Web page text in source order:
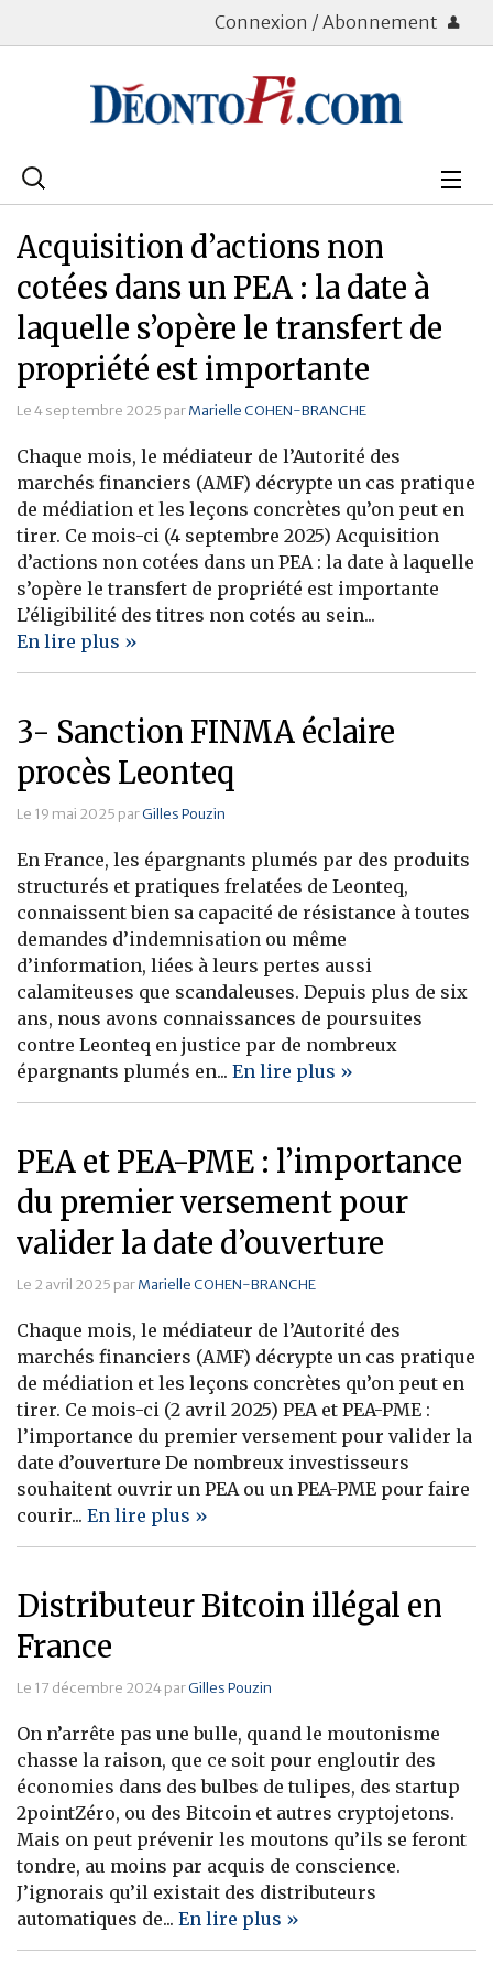
Connexion / Abonnement
Rechercher
Bourse
Placements
Assurance Vie
Immobilier
Banque
Acquisition d’actions non
cotées dans un PEA : la date à
laquelle s’opère le transfert de
propriété est importante
Le 4 septembre 2025 parMarielle COHEN-BRANCHE
Chaque mois, le médiateur de l’Autorité des
marchés financiers (AMF) décrypte un cas pratique
de médiation et les leçons concrètes qu’on peut en
tirer. Ce mois-ci (4 septembre 2025) Acquisition
d’actions non cotées dans un PEA : la date à laquelle
s’opère le transfert de propriété est importante
L’éligibilité des titres non cotés au sein...
En lire plus »
3- Sanction FINMA éclaire
procès Leonteq
Le 19 mai 2025 parGilles Pouzin
En France, les épargnants plumés par des produits
structurés et pratiques frelatées de Leonteq,
connaissent bien sa capacité de résistance à toutes
demandes d’indemnisation ou même
d’information, liées à leurs pertes aussi
calamiteuses que scandaleuses. Depuis plus de six
ans, nous avons connaissances de poursuites
contre Leonteq en justice par de nombreux
épargnants plumés en... En lire plus »
PEA et PEA-PME : l’importance
du premier versement pour
valider la date d’ouverture
Le 2 avril 2025 parMarielle COHEN-BRANCHE
Chaque mois, le médiateur de l’Autorité des
marchés financiers (AMF) décrypte un cas pratique
de médiation et les leçons concrètes qu’on peut en
tirer. Ce mois-ci (2 avril 2025) PEA et PEA-PME :
l’importance du premier versement pour valider la
date d’ouverture De nombreux investisseurs
souhaitent ouvrir un PEA ou un PEA-PME pour faire
courir... En lire plus »
Distributeur Bitcoin illégal en
France
Le 17 décembre 2024 parGilles Pouzin
On n’arrête pas une bulle, quand le moutonisme
chasse la raison, que ce soit pour engloutir des
économies dans des bulbes de tulipes, des startup
2pointZéro, ou des Bitcoin et autres cryptojetons.
Mais on peut prévenir les moutons qu’ils se feront
tondre, au moins par acquis de conscience.
J’ignorais qu’il existait des distributeurs
automatiques de... En lire plus »